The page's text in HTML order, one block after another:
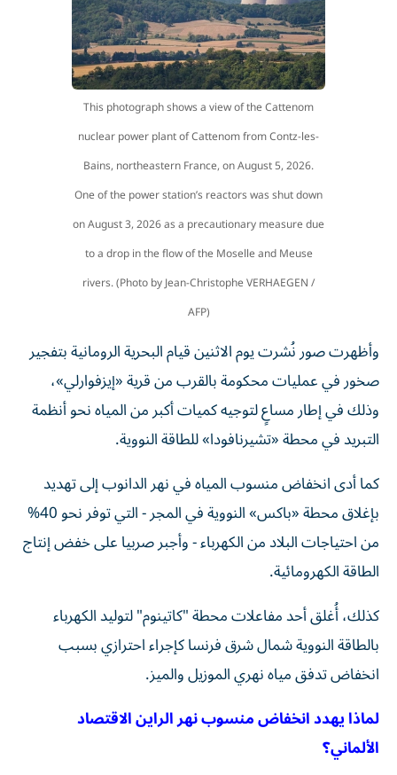
This photograph shows a view of the Cattenom
nuclear power plant of Cattenom from Contz-les-
Bains, northeastern France, on August 5, 2026.
One of the power station’s reactors was shut down
on August 3, 2026 as a precautionary measure due
to a drop in the flow of the Moselle and Meuse
rivers. (Photo by Jean-Christophe VERHAEGEN /
AFP)
وأظهرت صور نُشرت يوم الاثنين قيام البحرية الرومانية بتفجير
صخور في عمليات محكومة بالقرب من قرية «إيزفوارلي»،
وذلك في إطار مساعٍ لتوجيه كميات أكبر من المياه نحو أنظمة
التبريد في محطة «تشيرنافودا» للطاقة النووية.
كما أدى انخفاض منسوب المياه في نهر الدانوب إلى تهديد
بإغلاق محطة «باكس» النووية في المجر - التي توفر نحو 40%
من احتياجات البلاد من الكهرباء - وأجبر صربيا على خفض إنتاج
الطاقة الكهرومائية.
كذلك، أُغلق أحد مفاعلات محطة "كاتينوم" لتوليد الكهرباء
بالطاقة النووية شمال شرق فرنسا كإجراء احترازي بسبب
انخفاض تدفق مياه نهري الموزيل والميز.
لماذا يهدد انخفاض منسوب نهر الراين الاقتصاد
الألماني؟